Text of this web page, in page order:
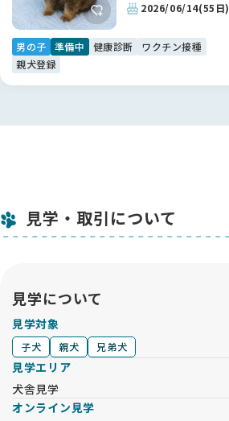
2026/06/14(55日)
男の子 準備中 健康診断
ワクチン接種
親犬登録
見学・取引について
見学について
見学対象
子犬 親犬 兄弟犬
見学エリア
犬舎見学
オンライン見学